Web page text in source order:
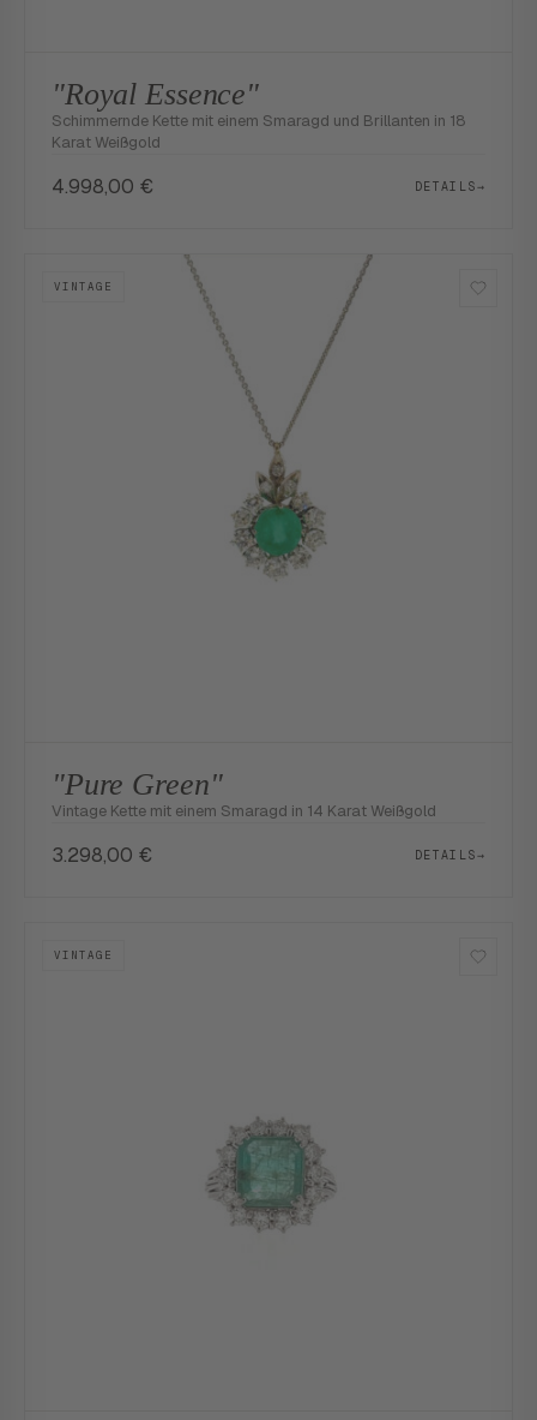
"Royal Essence"
Schimmernde Kette mit einem Smaragd und Brillanten in 18
Karat Weißgold
4.998,00 € DETAILS→
VINTAGE
"Pure Green"
Vintage Kette mit einem Smaragd in 14 Karat Weißgold
3.298,00 € DETAILS→
VINTAGE